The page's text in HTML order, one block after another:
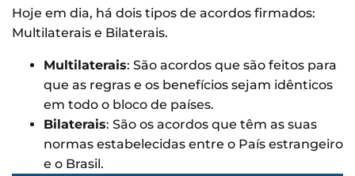
Hoje em dia, há dois tipos de acordos firmados:
Multilaterais e Bilaterais.
Multilaterais: São acordos que são feitos para
que as regras e os benefícios sejam idênticos
em todo o bloco de países.
Bilaterais: São os acordos que têm as suas
normas estabelecidas entre o País estrangeiro
e o Brasil.